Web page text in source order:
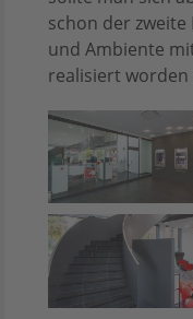
schon der
und Ambiente
realisiert worden